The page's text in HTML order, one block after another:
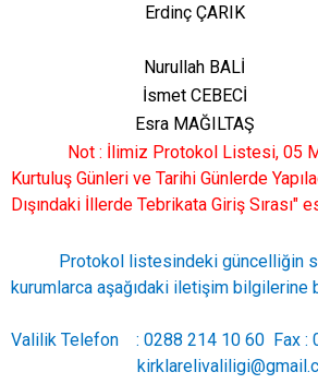
Erdinç ÇARIK
Nurullah BALİ
İsmet CEBECİ
Esra MAĞILTAŞ
Not : İlimiz Protokol Listesi, 05
Kurtuluş Günleri ve Tarihi Günlerde
Dışındaki İllerde Tebrikata Giriş Sırası"
Protokol listesindeki güncelliğin
kurumlarca aşağıdaki iletişim
Valilik Telefon : 0288 214 10 60 Fax :